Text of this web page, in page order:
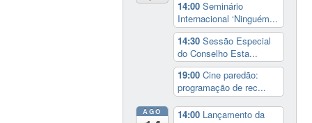
14:00Seminário
Internacional ‘Ninguém...
14:30Sessão Especial
do Conselho Esta...
19:00Cine paredão:
programação de rec...
AGO 14:00 Lançamento da